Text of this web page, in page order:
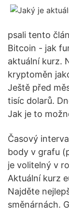
psali tento
Bitcoin - jak
aktuální kurz.
kryptoměn
Ještě před
tisíc dolarů.
Jak je to
Časový
body v grafu
je volitelný v
Aktuální kurz
Najděte
směnárnách.